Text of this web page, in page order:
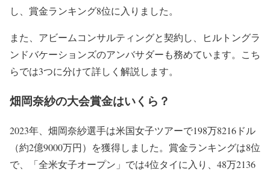
し、賞金ランキング8位に入りました。
また、アビームコンサルティングと契約し、ヒルトングラ
ンドバケーションズのアンバサダーも務めています。こち
らでは3つに分けて詳しく解説します。
畑岡奈紗の大会賞金はいくら？
2023年、畑岡奈紗選手は米国女子ツアーで198万8216ドル
（約2億9000万円）を獲得しました。賞金ランキングは8位
で、「全米女子オープン」では4位タイに入り、48万2136